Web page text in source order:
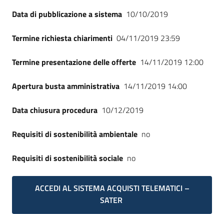
Data di pubblicazione a sistema 10/10/2019
Termine richiesta chiarimenti 04/11/2019 23:59
Termine presentazione delle offerte 14/11/2019 12:00
Apertura busta amministrativa 14/11/2019 14:00
Data chiusura procedura 10/12/2019
Requisiti di sostenibilità ambientale no
Requisiti di sostenibilità sociale no
ACCEDI AL SISTEMA ACQUISTI TELEMATICI –
SATER